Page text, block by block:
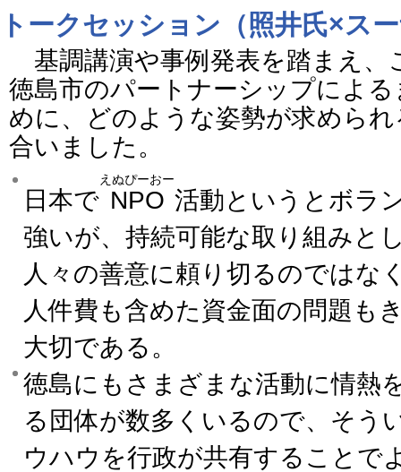
トークセッション（照井氏×ス
基調講演や事例発表を踏まえ、
徳島市のパートナーシップによ
めに、どのような姿勢が求めら
合いました。
日本で NPO
えぬぴーおー
活動というとボラ
強いが、持続可能な取り組みと
人々の善意に頼り切るのではな
人件費も含めた資金面の問題も
大切である。
徳島にもさまざまな活動に情熱
る団体が数多くいるので、そう
ウハウを行政が共有することで